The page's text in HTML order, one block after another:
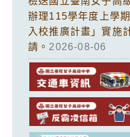
辦理115學年度上學
入校推廣計畫」實施
請。 2026-08-06